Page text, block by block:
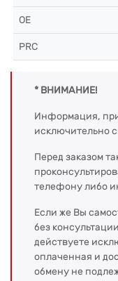
OE
PRC
* ВНИМАНИЕ!
Информация,
исключительно
Перед заказом
телефону либо
Если же Вы
без
действуете
оплаченная и
обмену не